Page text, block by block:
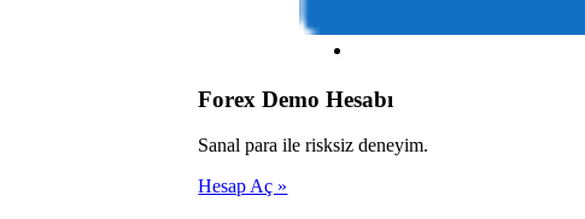
Forex Demo Hesabı
Sanal para ile risksiz deneyim.
Hesap Aç »